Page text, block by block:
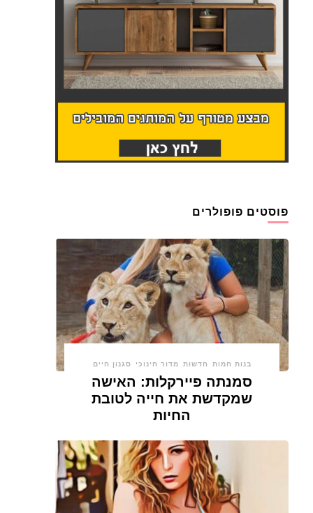
פוסטים פופולרים
בנות חמות חדשות מדור חינוכי סגנון חיים
סמנתה פיירקלות: האישה
שמקדשת את חייה לטובת
החיות